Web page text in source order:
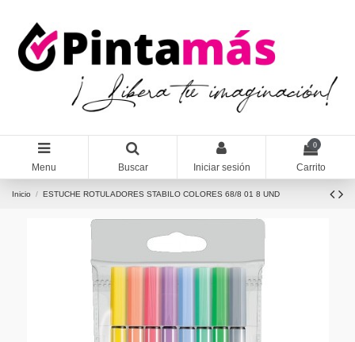
Menu Buscar Iniciar sesión
0
Carrito
Inicio ESTUCHE ROTULADORES STABILO COLORES 68/8 01 8 UND